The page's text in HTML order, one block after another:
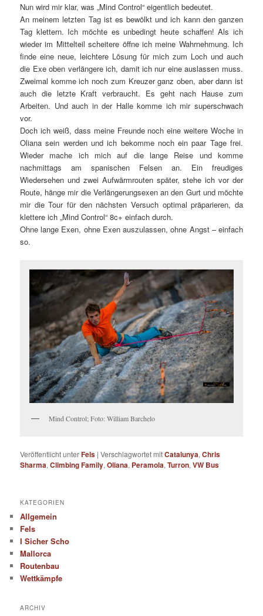
Nun wird mir klar, was „Mind Control“ eigentlich bedeutet.
An meinem letzten Tag ist es bewölkt und ich kann den ganzen
Tag klettern. Ich möchte es unbedingt heute schaffen! Als ich
wieder im Mittelteil scheitere öffne ich meine Wahrnehmung. Ich
finde eine neue, leichtere Lösung für mich zum Loch und auch
die Exe oben verlängere ich, damit ich nur eine auslassen muss.
Zweimal komme ich noch zum Kreuzer ganz oben, aber dann ist
auch die letzte Kraft verbraucht. Es geht nach Hause zum
Arbeiten. Und auch in der Halle komme ich mir superschwach
vor.
Doch ich weiß, dass meine Freunde noch eine weitere Woche in
Oliana sein werden und ich bekomme noch ein paar Tage frei.
Wieder mache ich mich auf die lange Reise und komme
nachmittags am spanischen Felsen an. Ein freudiges
Wiedersehen und zwei Aufwärmrouten später, stehe ich vor der
Route, hänge mir die Verlängerungsexen an den Gurt und möchte
mir die Tour für den nächsten Versuch optimal präparieren, da
klettere ich „Mind Control“ 8c+ einfach durch.
Ohne lange Exen, ohne Exen auszulassen, ohne Angst – einfach
so.
Mind Control; Foto: William Barchelo
Veröffentlicht unterFels |Verschlagwortet mitCatalunya,Chris
Sharma,Climbing Family,Oliana, Peramola,Turron,VW Bus
KATEGORIEN
Allgemein
Fels
I Sicher Scho
Mallorca
Routenbau
Wettkämpfe
ARCHIV